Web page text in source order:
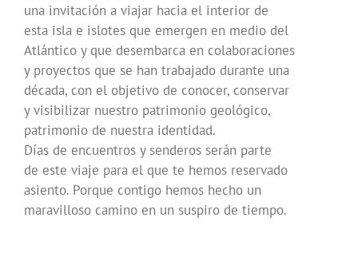
una invitación a viajar hacia el interior de
esta isla e islotes que emergen en medio del
Atlántico y que desembarca en colaboraciones
y proyectos que se han trabajado durante una
década, con el objetivo de conocer, conservar
y visibilizar nuestro patrimonio geológico,
patrimonio de nuestra identidad.
Días de encuentros y senderos serán parte
de este viaje para el que te hemos reservado
asiento. Porque contigo hemos hecho un
maravilloso camino en un suspiro de tiempo.